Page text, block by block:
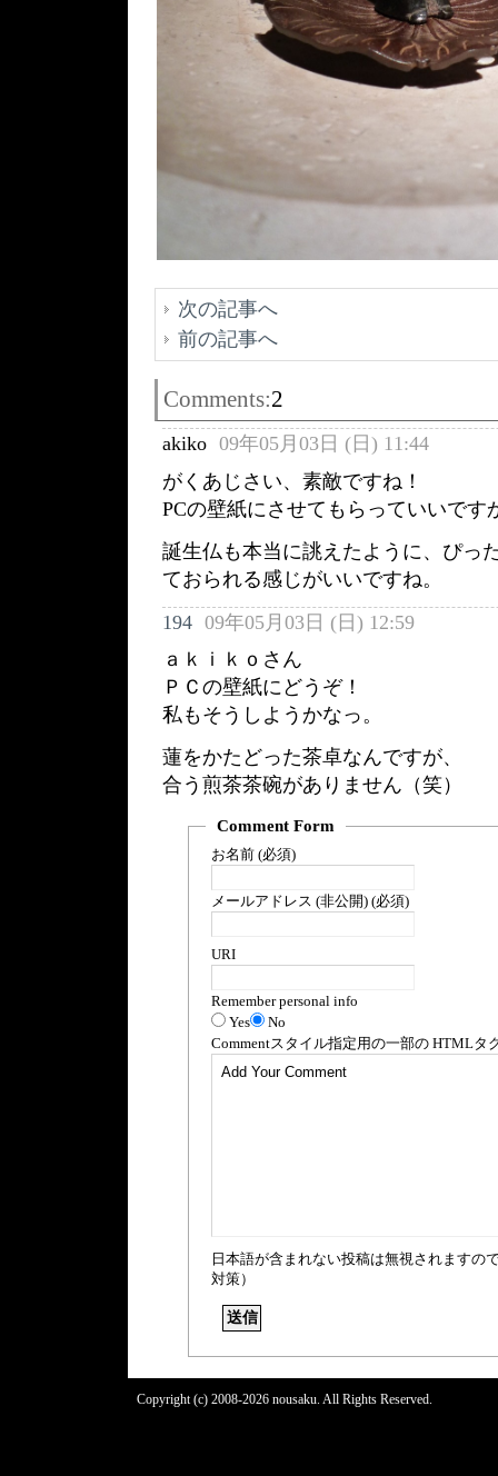
次の記事へ
前の記事へ
Comments:2
akiko 09年05月03日 (日) 11:44
がくあじさい、素敵ですね！
PCの壁紙にさせてもらっていいです
誕生仏も本当に誂えたように、ぴっ
ておられる感じがいいですね。
194 09年05月03日 (日) 12:59
ａｋｉｋｏさん
ＰＣの壁紙にどうぞ！
私もそうしようかなっ。
蓮をかたどった茶卓なんですが、
合う煎茶茶碗がありません（笑）
Comment Form
お名前 (必須)
メールアドレス (非公開) (必須)
URI
Remember personal info
Yes
No
Commentスタイル指定用の一部の HTMLタ
日本語が含まれない投稿は無視されますの
対策）
Copyright (c) 2008-2026 nousaku. All Rights Reserved.